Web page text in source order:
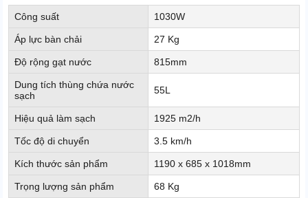
Công suất 1030W
Áp lực bàn chải 27 Kg
Độ rộng gạt nước 815mm
Dung tích thùng chứa nước
sạch
55L
Hiệu quả làm sạch 1925 m2/h
Tốc độ di chuyển 3.5 km/h
Kích thước sản phẩm 1190 x 685 x 1018mm
Trọng lượng sản phẩm 68 Kg